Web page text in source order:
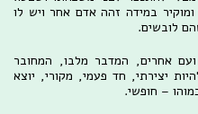
במידה זהה אדם אחר ויש לו
לובשים.
אחרים, המדבר מלבו, המחובר
יצירתי, חד פעמי, מקורי, יוצא
– חופשי.